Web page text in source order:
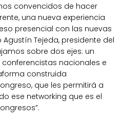
convencidos de hacer
una nueva experiencia
presencial con las nuevas
Agustín Tejeda, presidente del
sobre dos ejes: un
nacionales e
construida
que les permitirá a
ese networking que es el